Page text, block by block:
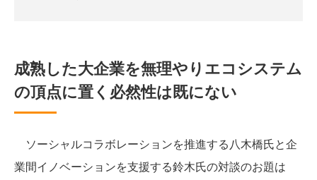
成熟した大企業を無理やりエコシステム
の頂点に置く必然性は既にない
ソーシャルコラボレーションを推進する八木橋氏と企
業間イノベーションを支援する鈴木氏の対談のお題は